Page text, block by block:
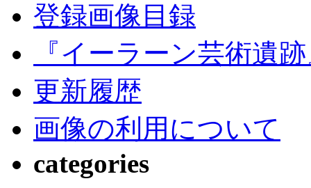
登録画像目録
『イーラーン芸術遺
更新履歴
画像の利用について
categories